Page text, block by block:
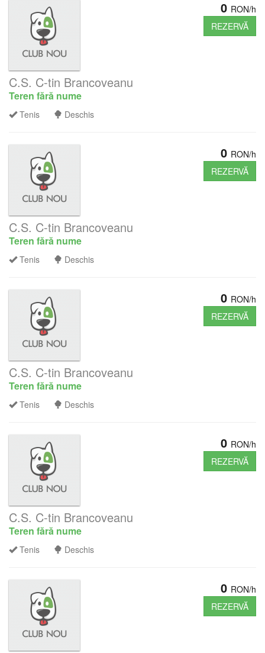
0 RON/h
REZERVĂ
C.S. C-tin Brancoveanu
Teren fără nume
Tenis Deschis
0 RON/h
REZERVĂ
C.S. C-tin Brancoveanu
Teren fără nume
Tenis Deschis
0 RON/h
REZERVĂ
C.S. C-tin Brancoveanu
Teren fără nume
Tenis Deschis
0 RON/h
REZERVĂ
C.S. C-tin Brancoveanu
Teren fără nume
Tenis Deschis
0 RON/h
REZERVĂ